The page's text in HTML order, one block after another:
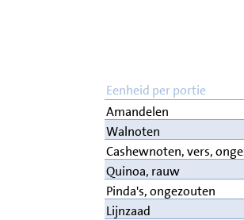
Eenheid per portie
Amandelen
Walnoten
Cashewnoten, vers,
Quinoa, rauw
Pinda's, ongezouten
Lijnzaad